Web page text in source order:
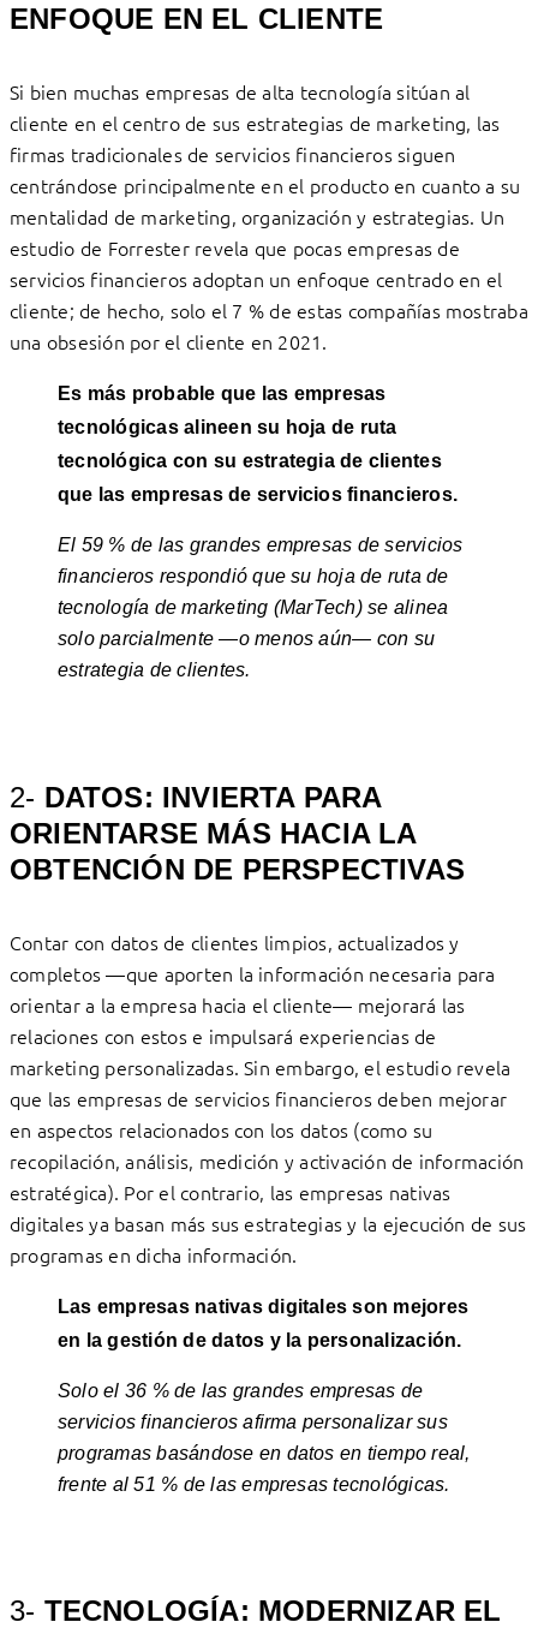
ENFOQUE EN EL CLIENTE
Si bien muchas empresas de alta tecnología sitúan al
cliente en el centro de sus estrategias de marketing, las
firmas tradicionales de servicios financieros siguen
centrándose principalmente en el producto en cuanto a su
mentalidad de marketing, organización y estrategias. Un
estudio de Forrester revela que pocas empresas de
servicios financieros adoptan un enfoque centrado en el
cliente; de ​​hecho, solo el 7 % de estas compañías mostraba
una obsesión por el cliente en 2021.
Es más probable que las empresas
tecnológicas alineen su hoja de ruta
tecnológica con su estrategia de clientes
que las empresas de servicios financieros.
El 59 % de las grandes empresas de servicios
financieros respondió que su hoja de ruta de
tecnología de marketing (MarTech) se alinea
solo parcialmente —o menos aún— con su
estrategia de clientes.
2- DATOS: INVIERTA PARA
ORIENTARSE MÁS HACIA LA
OBTENCIÓN DE PERSPECTIVAS
Contar con datos de clientes limpios, actualizados y
completos —que aporten la información necesaria para
orientar a la empresa hacia el cliente— mejorará las
relaciones con estos e impulsará experiencias de
marketing personalizadas. Sin embargo, el estudio revela
que las empresas de servicios financieros deben mejorar
en aspectos relacionados con los datos (como su
recopilación, análisis, medición y activación de información
estratégica). Por el contrario, las empresas nativas
digitales ya basan más sus estrategias y la ejecución de sus
programas en dicha información.
Las empresas nativas digitales son mejores
en la gestión de datos y la personalización.
Solo el 36 % de las grandes empresas de
servicios financieros afirma personalizar sus
programas basándose en datos en tiempo real,
frente al 51 % de las empresas tecnológicas.
3- TECNOLOGÍA: MODERNIZAR EL